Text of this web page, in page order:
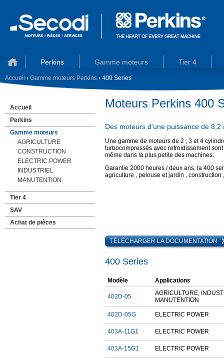
Perkins Gamme moteurs Tier 4
Accueil › Gamme moteurs Perkins › 400 Series
Accueil
Perkins
Gamme moteurs
AGRICULTURE
CONSTRUCTION
ELECTRIC POWER
INDUSTRIEL
MANUTENTION
Tier 4
SAV
Achat de pièces
Moteurs Perkins 400
Des moteurs d'une puissance de
Une gamme de moteurs de 2 , 3 et 4
turbocompressés avec refroidissement
même dans la plus petite des machines.
Garantie 2000 heures / deux ans, la 400
agriculture , pelouse et jardin ,
TÉLÉCHARGER LA DOCUMENTATION
400 Series
Modèle Applications
402D-05
AGRICULTURE,
MANUTENTION
402D-05G ELECTRIC POWER
403A-11G1 ELECTRIC POWER
403A-15G1 ELECTRIC POWER